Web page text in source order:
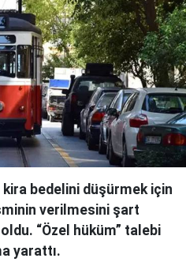
kira bedelini düşürmek için
verilmesini şart
“Özel hüküm” talebi
yarattı.